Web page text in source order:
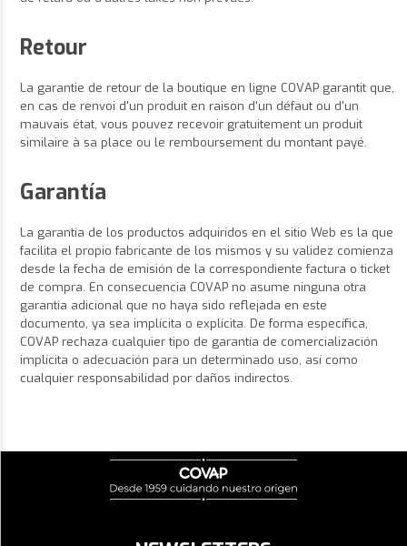
Retour
La garantie de retour de la boutique en ligne COVAP garantit que,
en cas de renvoi d'un produit en raison d'un défaut ou d'un
mauvais état, vous pouvez recevoir gratuitement un produit
similaire à sa place ou le remboursement du montant payé.
Garantía
La garantía de los productos adquiridos en el sitio Web es la que
facilita el propio fabricante de los mismos y su validez comienza
desde la fecha de emisión de la correspondiente factura o ticket
de compra. En consecuencia COVAP no asume ninguna otra
garantía adicional que no haya sido reflejada en este
documento, ya sea implícita o explícita. De forma específica,
COVAP rechaza cualquier tipo de garantía de comercialización
implícita o adecuación para un determinado uso, así como
cualquier responsabilidad por daños indirectos.